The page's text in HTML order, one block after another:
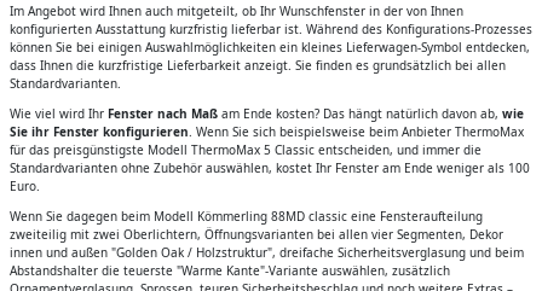
Im Angebot wird Ihnen auch mitgeteilt, ob Ihr Wunschfenster in der von Ihnen
konfigurierten Ausstattung kurzfristig lieferbar ist. Während des Konfigurations-Prozesses
können Sie bei einigen Auswahlmöglichkeiten ein kleines Lieferwagen-Symbol entdecken,
dass Ihnen die kurzfristige Lieferbarkeit anzeigt. Sie finden es grundsätzlich bei allen
Standardvarianten.
Wie viel wird Ihr Fenster nach Maßam Ende kosten? Das hängt natürlich davon ab, wie
Sie ihr Fenster konfigurieren. Wenn Sie sich beispielsweise beim Anbieter ThermoMax
für das preisgünstigste Modell ThermoMax 5 Classic entscheiden, und immer die
Standardvarianten ohne Zubehör auswählen, kostet Ihr Fenster am Ende weniger als 100
Euro.
Wenn Sie dagegen beim Modell Kömmerling 88MD classic eine Fensteraufteilung
zweiteilig mit zwei Oberlichtern, Öffnungsvarianten bei allen vier Segmenten, Dekor
innen und außen "Golden Oak / Holzstruktur", dreifache Sicherheitsverglasung und beim
Abstandshalter die teuerste "Warme Kante"-Variante auswählen, zusätzlich